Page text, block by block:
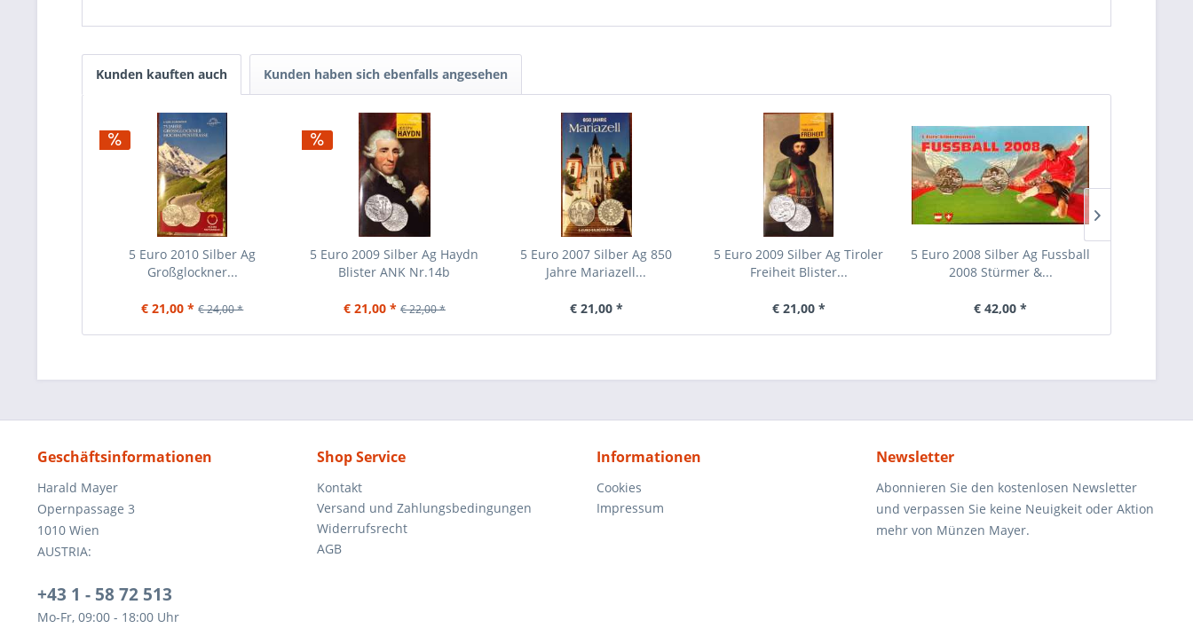
Kunden kauften auch Kunden haben sich ebenfalls angesehen
5 Euro 2010 Silber Ag
Großglockner...
€ 21,00 * € 24,00 *
5 Euro 2009 Silber Ag Haydn
Blister ANK Nr.14b
€ 21,00 * € 22,00 *
5 Euro 2007 Silber Ag 850
Jahre Mariazell...
€ 21,00 *
5 Euro 2009 Silber Ag Tiroler
Freiheit Blister...
€ 21,00 *
5 Euro 2008 Silber Ag Fussball
2008 Stürmer &...
€ 42,00 *
Geschäftsinformationen
Harald Mayer
Opernpassage 3
1010 Wien
AUSTRIA:
+43 1 - 58 72 513
Mo-Fr, 09:00 - 18:00 Uhr
Shop Service
Kontakt
Versand und Zahlungsbedingungen
Widerrufsrecht
AGB
Informationen
Cookies
Impressum
Newsletter
Abonnieren Sie den kostenlosen Newsletter
und verpassen Sie keine Neuigkeit oder Aktion
mehr von Münzen Mayer.